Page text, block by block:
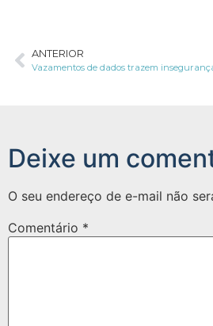
ANTERIOR
Vazamentos de dados trazem
Deixe um
O seu endereço de e-mail não
Comentário *